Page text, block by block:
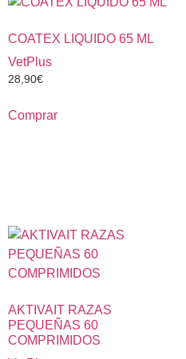
COATEX LIQUIDO 65 ML
VetPlus
28,90€
Comprar
AKTIVAIT RAZAS
PEQUEÑAS 60
COMPRIMIDOS